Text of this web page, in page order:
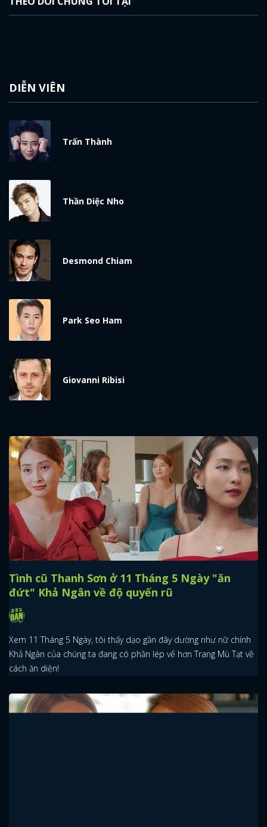
DIỄN VIÊN
Trấn Thành
Thần Diệc Nho
Desmond Chiam
Park Seo Ham
Giovanni Ribisi
Tình cũ Thanh Sơn ở 11 Tháng 5 Ngày "ăn
đứt" Khả Ngân về độ quyến rũ
Xem 11 Tháng 5 Ngày, tôi thấy dạo gần đây dường như nữ chính
Khả Ngân của chúng ta đang có phần lép vế hơn Trang Mù Tạt về
cách ăn diện!